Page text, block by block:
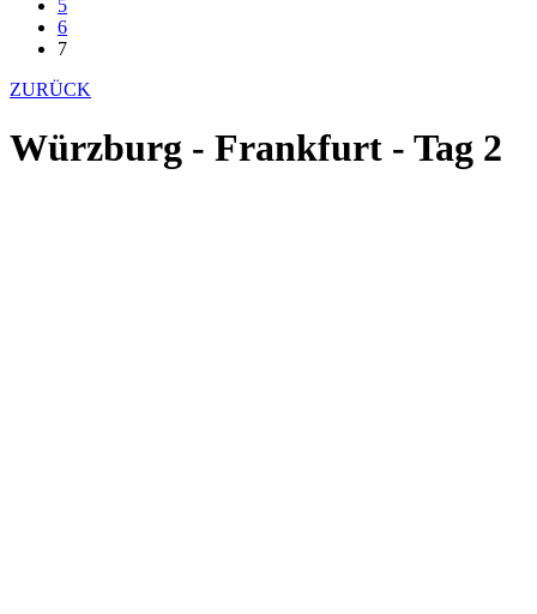
5
6
7
ZURÜCK
Würzburg - Frankfurt - Tag 2